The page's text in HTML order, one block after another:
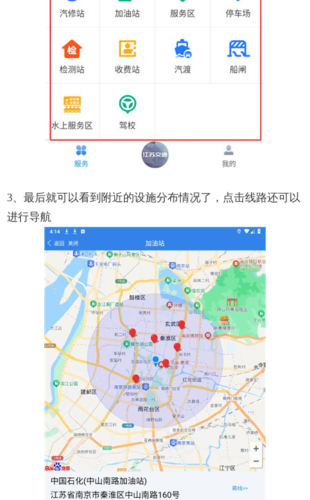
3、最后就可以看到附近的设施分布情况了，点击线路还可以
进行导航